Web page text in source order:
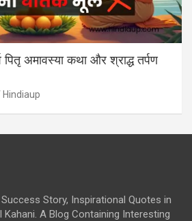
पितृ अमावस्या कथा और श्राद्ध तर्पण
Hindiaup
Story, Inspirational Quotes in
Kahani. A Blog Containing Interesting